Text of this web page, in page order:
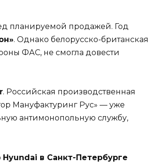
планируемой продажей. Год
. Однако белорусско-британская
ФАС, не смогла довести
. Российская производственная
Мануфактуринг Рус» — уже
антимонопольную службу,
Hyundai в Санкт-Петербурге